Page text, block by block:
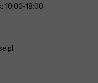
10:00-18:00